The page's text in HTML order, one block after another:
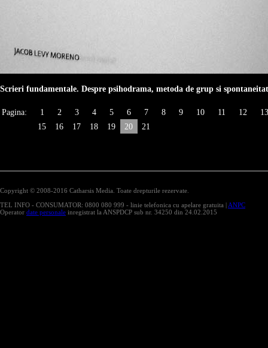
Scrieri fundamentale. Despre psihodrama, metoda de grup si
Pagina: 1 2 3 4 5 6 7 8 9 10 11 12
13
15
16 17 18 19 20 21
Copyright © 2008-2016 Catharsis Media. Toate drepturile rezervate.
TEL INFO - CONSUMATOR: 0800 080 999 - linie telefonica cu apelare gratuita | ANPC
Operator date personale inregistrat la ANSPDCP sub nr. 34250 din 24.02.2015